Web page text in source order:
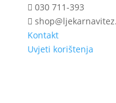
030 711-393
Kontakt
Uvjeti korištenja